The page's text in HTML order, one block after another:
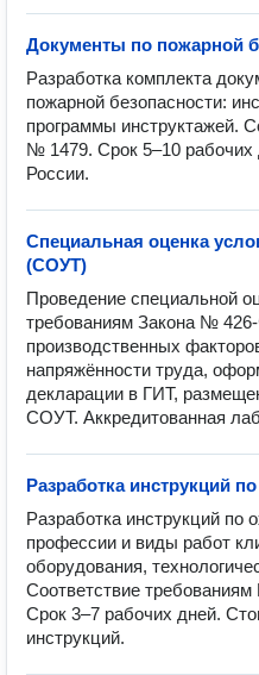
Документы по пожарной
Разработка комплекта
пожарной безопасности:
программы инструктажей.
№ 1479. Срок 5–10 рабочих
России.
Специальная оценка
(СОУТ)
Проведение специальной
требованиям Закона №
производственных
напряжённости труда,
декларации в ГИТ,
СОУТ. Аккредитованная
Разработка инструкций
Разработка инструкций по
профессии и виды работ
оборудования,
Соответствие
Срок 3–7 рабочих дней.
инструкций.